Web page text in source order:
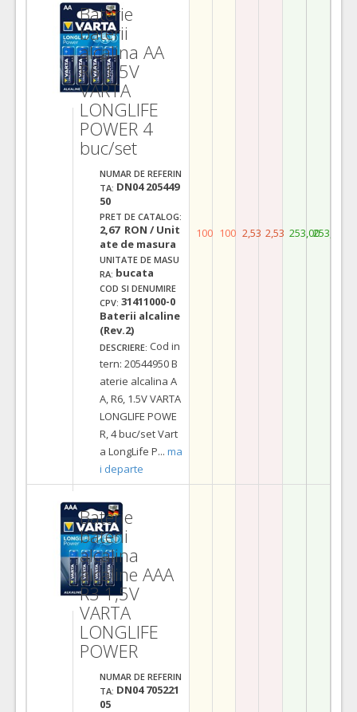
Baterie
baterii
alcalina AA
R6 1.5V
VARTA
LONGLIFE
POWER 4
buc/set
NUMAR DE REFERIN
TA: DN04 205449
50
PRET DE CATALOG:
2,67 RON / Unit
ate de masura
UNITATE DE MASU
RA: bucata
COD SI DENUMIRE
CPV: 31411000-0
Baterii alcaline
(Rev.2)
DESCRIERE: Cod in
tern: 20544950 B
aterie alcalina A
A, R6, 1.5V VARTA
LONGLIFE POWE
R, 4 buc/set Vart
a LongLife P... ma
i departe
100 100 2,53 2,53 253,00253,00
Baterie
baterii
alcalina
alcaline AAA
R3 1,5V
VARTA
LONGLIFE
POWER
NUMAR DE REFERIN
TA: DN04 705221
05